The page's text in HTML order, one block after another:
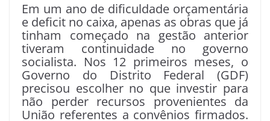
Em um ano de dificuldade orçamentária
e deficit no caixa, apenas as obras que já
tinham começado na gestão anterior
tiveram continuidade no governo
socialista. Nos 12 primeiros meses, o
Governo do Distrito Federal (GDF)
precisou escolher no que investir para
não perder recursos provenientes da
União referentes a convênios firmados.